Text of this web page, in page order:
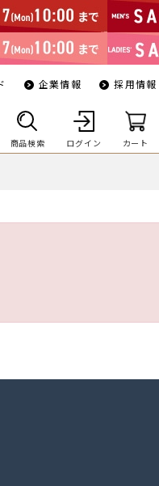
企業情報 採用情報
商品検索 ログイン カート